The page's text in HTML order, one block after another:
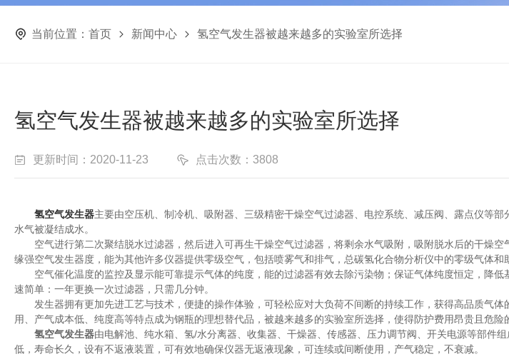
当前位置： 首页 新闻中心 氢空气发生器被越来越多的实验室所选择
氢空气发生器被越来越多的实验室所选择
更新时间：2020-11-23 点击次数：3808
氢空气发生器主要由空压机、制冷机、吸附器、三级精密干燥空气过滤器、电控系统、减压阀、露点仪等
水气被凝结成水。
空气进行第二次聚结脱水过滤器，然后进入可再生干燥空气过滤器，将剩余水气吸附，吸附脱水后的干燥
缘强空气发生器度，能为其他许多仪器提供零级空气，包括喷雾气和排气，总碳氢化合物分析仪中的零级气体和
空气催化温度的监控及显示能可靠提示气体的纯度，能的过滤器有效去除污染物；保证气体纯度恒定，降
速简单：一年更换一次过滤器，只需几分钟。
发生器拥有更加先进工艺与技术，便捷的操作体验，可轻松应对大负荷不间断的持续工作，获得高品质气
用、产气成本低、纯度高等特点成为钢瓶的理想替代品，被越来越多的实验室所选择，使得防护费用昂贵且危险
氢空气发生器由电解池、纯水箱、氢/水分离器、收集器、干燥器、传感器、压力调节阀、开关电源等部件
低，寿命长久，设有不返液装置，可有效地确保仪器无返液现象，可连续或间断使用，产气稳定，不衰减。